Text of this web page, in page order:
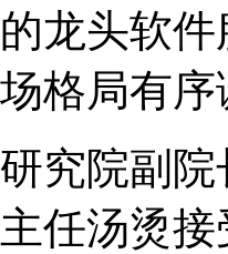
龙头软
格局有序
究院副
任汤烫